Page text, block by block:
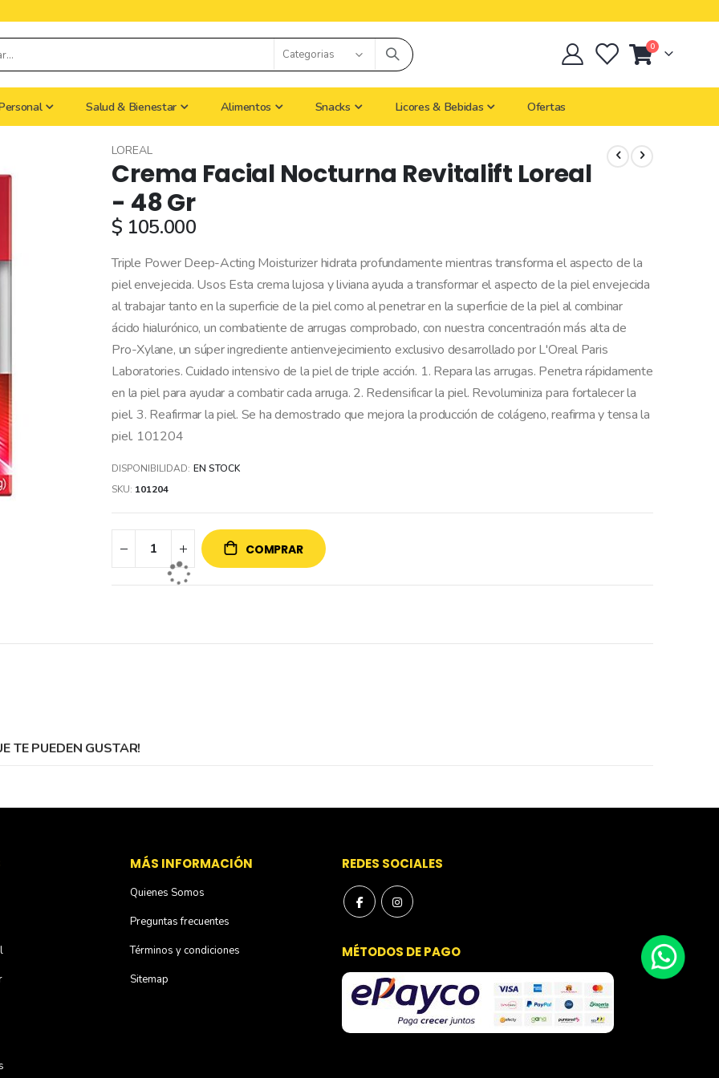
Cart
0
Salud & Bienestar Alimentos Snacks Licores & Bebidas Ofertas
Crema Facial Nocturna Revitalift Loreal
- 48 Gr
LOREAL
$ 105.000
Triple Power Deep-Acting Moisturizer hidrata profundamente mientras transforma el aspecto de la
piel envejecida. Usos Esta crema lujosa y liviana ayuda a transformar el aspecto de la piel envejecida
al trabajar tanto en la superficie de la piel como al penetrar en la superficie de la piel al combinar
ácido hialurónico, un combatiente de arrugas comprobado, con nuestra concentración más alta de
Pro-Xylane, un súper ingrediente antienvejecimiento exclusivo desarrollado por L'Oreal Paris
Laboratories. Cuidado intensivo de la piel de triple acción. 1. Repara las arrugas. Penetra rápidamente
en la piel para ayudar a combatir cada arruga. 2. Redensificar la piel. Revoluminiza para fortalecer la
piel. 3. Reafirmar la piel. Se ha demostrado que mejora la producción de colágeno, reafirma y tensa la
piel. 101204
DISPONIBILIDAD: EN STOCK
SKU 101204
COMPRAR
TE PUEDEN GUSTAR!
MÁS INFORMACIÓN
Quienes Somos
Preguntas frecuentes
Términos y condiciones
Sitemap
REDES SOCIALES
MÉTODOS DE PAGO